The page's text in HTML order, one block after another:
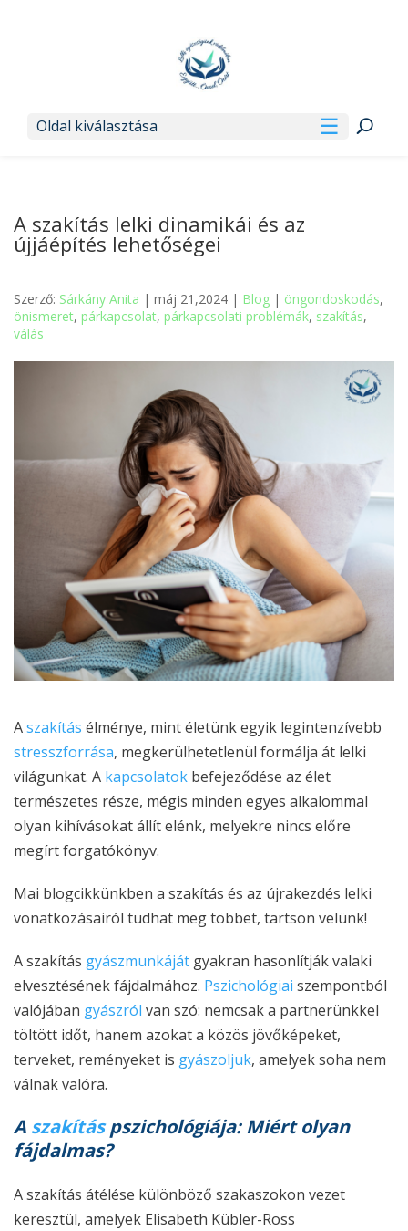
Oldal kiválasztása
A szakítás lelki dinamikái és az
újjáépítés lehetőségei
Szerző: Sárkány Anita | máj 21,2024 | Blog | öngondoskodás,
önismeret, párkapcsolat, párkapcsolati problémák, szakítás,
válás
Aszakítás élménye, mint életünk egyik legintenzívebb
stresszforrása, megkerülhetetlenül formálja át lelki
világunkat. A kapcsolatok befejeződése az élet
természetes része, mégis minden egyes alkalommal
olyan kihívásokat állít elénk, melyekre nincs előre
megírt forgatókönyv.
Mai blogcikkünkben a szakítás és az újrakezdés lelki
vonatkozásairól tudhat meg többet, tartson velünk!
A szakítás gyászmunkáját gyakran hasonlítják valaki
elvesztésének fájdalmához. Pszichológiai szempontból
valójában gyászról van szó: nemcsak a partnerünkkel
töltött időt, hanem azokat a közös jövőképeket,
terveket, reményeket is gyászoljuk, amelyek soha nem
válnak valóra.
A szakításpszichológiája: Miért olyan
fájdalmas?
A szakítás átélése különböző szakaszokon vezet
keresztül, amelyek Elisabeth Kübler-Ross